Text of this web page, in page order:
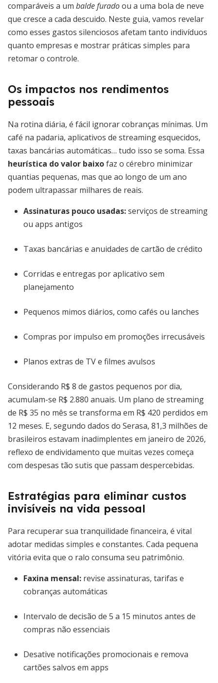
comparáveis a um balde furadoou a uma bola de neve
que cresce a cada descuido. Neste guia, vamos revelar
como esses gastos silenciosos afetam tanto indivíduos
quanto empresas e mostrar práticas simples para
retomar o controle.
Os impactos nos rendimentos
pessoais
Na rotina diária, é fácil ignorar cobranças mínimas. Um
café na padaria, aplicativos de streaming esquecidos,
taxas bancárias automáticas… tudo isso se soma. Essa
heurística do valor baixofaz o cérebro minimizar
quantias pequenas, mas que ao longo de um ano
podem ultrapassar milhares de reais.
Assinaturas pouco usadas:serviços de streaming
ou apps antigos
Taxas bancárias e anuidades de cartão de crédito
Corridas e entregas por aplicativo sem
planejamento
Pequenos mimos diários, como cafés ou lanches
Compras por impulso em promoções irrecusáveis
Planos extras de TV e filmes avulsos
Considerando R$ 8 de gastos pequenos por dia,
acumulam-se R$ 2.880 anuais. Um plano de streaming
de R$ 35 no mês se transforma em R$ 420 perdidos em
12 meses. E, segundo dados do Serasa, 81,3 milhões de
brasileiros estavam inadimplentes em janeiro de 2026,
reflexo de endividamento que muitas vezes começa
com despesas tão sutis que passam despercebidas.
Estratégias para eliminar custos
invisíveis na vida pessoal
Para recuperar sua tranquilidade financeira, é vital
adotar medidas simples e constantes. Cada pequena
vitória evita que o ralo consuma seu patrimônio.
Faxina mensal: revise assinaturas, tarifas e
cobranças automáticas
Intervalo de decisão de 5 a 15 minutos antes de
compras não essenciais
Desative notificações promocionais e remova
cartões salvos em apps